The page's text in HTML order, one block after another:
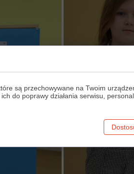
są przechowywane na Twoim
do poprawy działania serwisu,